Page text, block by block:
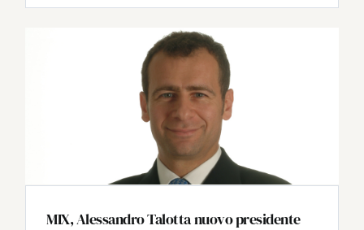
MIX, Alessandro Talotta nuovo presidente